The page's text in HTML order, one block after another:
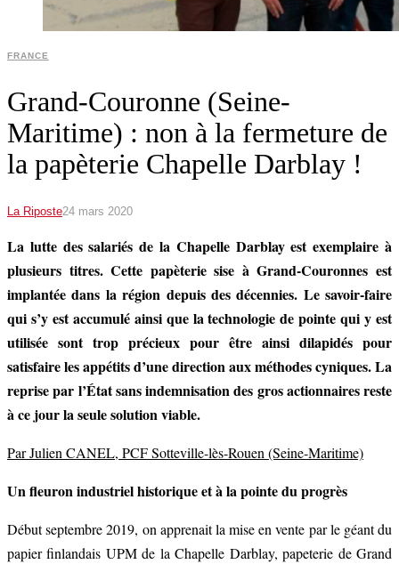
FRANCE
Grand-Couronne (Seine-
Maritime) : non à la fermeture de
la papèterie Chapelle Darblay !
La Riposte24 mars 2020
La lutte des salariés de la Chapelle Darblay est exemplaire à
plusieurs titres. Cette papèterie sise à Grand-Couronnes est
implantée dans la région depuis des décennies. Le savoir-faire
qui s’y est accumulé ainsi que la technologie de pointe qui y est
utilisée sont trop précieux pour être ainsi dilapidés pour
satisfaire les appétits d’une direction aux méthodes cyniques. La
reprise par l’État sans indemnisation des gros actionnaires reste
à ce jour la seule solution viable.
Par Julien CANEL, PCF Sotteville-lès-Rouen (Seine-Maritime)
Un fleuron industriel historique et à la pointe du progrès
Début septembre 2019, on apprenait la mise en vente par le géant du
papier finlandais UPM de la Chapelle Darblay, papeterie de Grand